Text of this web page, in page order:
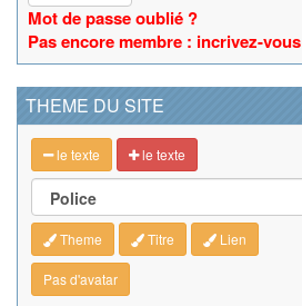
Mot de passe oublié ?
Pas encore membre : incrivez-vous
THEME DU SITE
le texte le texte
Theme Titre Lien
Pas d'avatar